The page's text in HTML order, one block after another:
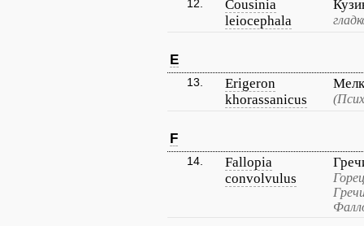
12.
Cousinia
leiocephala
E
13.
Erigeron
khorassanicus
F
14.
Fallopia
convolvulus